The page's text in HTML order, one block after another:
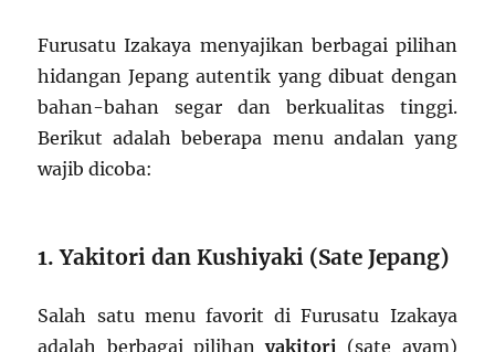
Furusatu Izakaya menyajikan berbagai pilihan
hidangan Jepang autentik yang dibuat dengan
bahan-bahan segar dan berkualitas tinggi.
Berikut adalah beberapa menu andalan yang
wajib dicoba:
1. Yakitori dan Kushiyaki (Sate Jepang)
Salah satu menu favorit di Furusatu Izakaya
adalah berbagai pilihanyakitori (sate ayam)